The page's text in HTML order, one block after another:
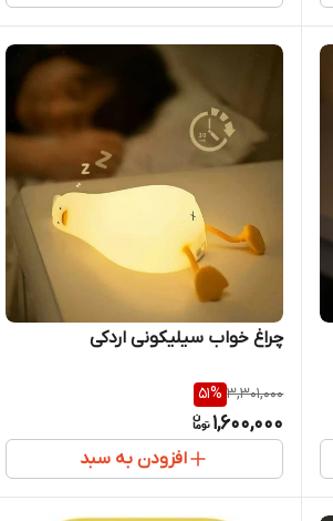
چراغ خواب سیلیکونی اردکی
3,301,000
51%
1,600,000
افزودن به سبد